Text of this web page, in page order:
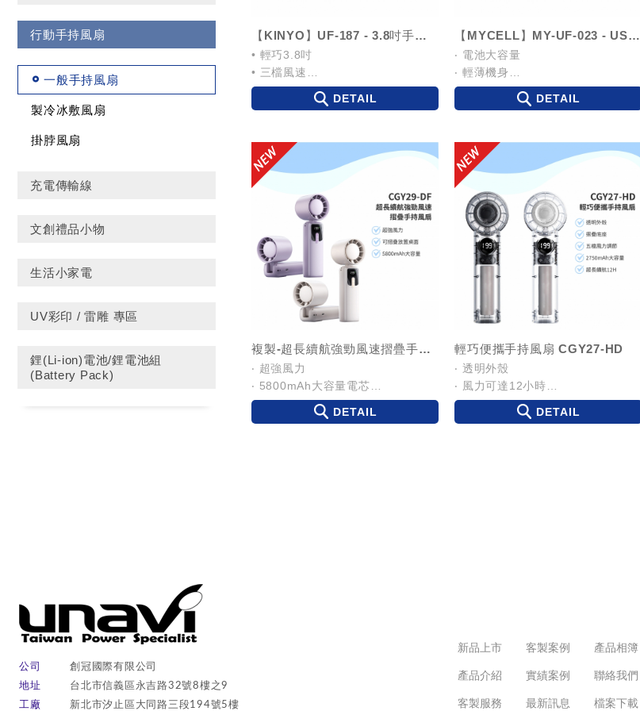
行動手持風扇
一般手持風扇
製冷冰敷風扇
掛脖風扇
充電傳輸線
文創禮品小物
生活小家電
UV彩印 / 雷雕 專區
鋰(Li-ion)電池/鋰電池組
(Battery Pack)
【KINYO】UF-187 - 3.8吋手持充電風扇
• 輕巧3.8吋
• 三檔風速
• 靜音出風
DETAIL
【MYCELL】MY-UF-023 - USB手持風扇
‧ 電池大容量
‧ 輕薄機身
‧ 三檔風力
DETAIL
複製-超長續航強勁風速摺疊手持風扇 CGY29-DF
‧ 超強風力
‧ 5800mAh大容量電芯
‧ 可直立/可折疊
‧ 加上掛繩即變掛脖風扇
DETAIL
輕巧便攜手持風扇 CGY27-HD
‧ 透明外殼
‧ 風力可達12小時
‧ LED顯示螢幕
‧ 摺疊底座
DETAIL
公司
創冠國際有限公司
地址
台北市信義區永吉路32號8樓之9
工廠
新北市汐止區大同路三段194號5樓
新品上市
產品介紹
客製服務
客製案例
實績案例
最新訊息
產品相簿
聯絡我們
檔案下載